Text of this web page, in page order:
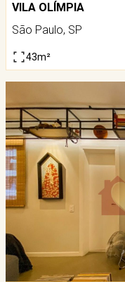
VILA OLÍMPIA
São Paulo, SP
43m²